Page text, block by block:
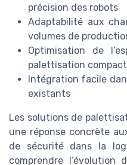
précision des robots
Adaptabilité aux
volumes de
Optimisation de
palettisation
Intégration facile
existants
Les solutions de
une réponse concrète
de sécurité dans la
comprendre l’évolution